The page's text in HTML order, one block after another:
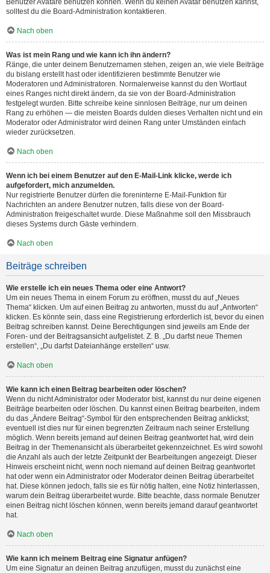
Benutzer Avatare benutzen können. Wenn du keinen Avatar benutzen kannst,
solltest du die Board-Administration kontaktieren.
Nach oben
Was ist mein Rang und wie kann ich ihn ändern?
Ränge, die unter deinem Benutzernamen stehen, zeigen an, wie viele Beiträge
du bislang erstellt hast oder identifizieren bestimmte Benutzer wie
Moderatoren und Administratoren. Normalerweise kannst du den Wortlaut
eines Ranges nicht direkt ändern, da sie von der Board-Administration
festgelegt wurden. Bitte schreibe keine sinnlosen Beiträge, nur um deinen
Rang zu erhöhen — die meisten Boards dulden dieses Verhalten nicht und ein
Moderator oder Administrator wird deinen Rang unter Umständen einfach
wieder zurücksetzen.
Nach oben
Wenn ich bei einem Benutzer auf den E-Mail-Link klicke, werde ich
aufgefordert, mich anzumelden.
Nur registrierte Benutzer dürfen die foreninterne E-Mail-Funktion für
Nachrichten an andere Benutzer nutzen, falls diese von der Board-
Administration freigeschaltet wurde. Diese Maßnahme soll den Missbrauch
dieses Systems durch Gäste verhindern.
Nach oben
Beiträge schreiben
Wie erstelle ich ein neues Thema oder eine Antwort?
Um ein neues Thema in einem Forum zu eröffnen, musst du auf „Neues
Thema“ klicken. Um auf einen Beitrag zu antworten, musst du auf „Antworten“
klicken. Es könnte sein, dass eine Registrierung erforderlich ist, bevor du einen
Beitrag schreiben kannst. Deine Berechtigungen sind jeweils am Ende der
Foren- und der Beitragsansicht aufgelistet. Z. B. „Du darfst neue Themen
erstellen“, „Du darfst Dateianhänge erstellen“ usw.
Nach oben
Wie kann ich einen Beitrag bearbeiten oder löschen?
Wenn du nicht Administrator oder Moderator bist, kannst du nur deine eigenen
Beiträge bearbeiten oder löschen. Du kannst einen Beitrag bearbeiten, indem
du das „Ändere Beitrag“-Symbol für den entsprechenden Beitrag anklickst;
eventuell ist dies nur für einen begrenzten Zeitraum nach seiner Erstellung
möglich. Wenn bereits jemand auf deinen Beitrag geantwortet hat, wird dein
Beitrag in der Themenansicht als überarbeitet gekennzeichnet. Es wird sowohl
die Anzahl als auch der letzte Zeitpunkt der Bearbeitungen angezeigt. Dieser
Hinweis erscheint nicht, wenn noch niemand auf deinen Beitrag geantwortet
hat oder wenn ein Administrator oder Moderator deinen Beitrag überarbeitet
hat. Diese können jedoch, falls sie es für nötig halten, eine Notiz hinterlassen,
warum dein Beitrag überarbeitet wurde. Bitte beachte, dass normale Benutzer
einen Beitrag nicht löschen können, wenn bereits jemand darauf geantwortet
hat.
Nach oben
Wie kann ich meinem Beitrag eine Signatur anfügen?
Um eine Signatur an deinen Beitrag anzufügen, musst du zunächst eine